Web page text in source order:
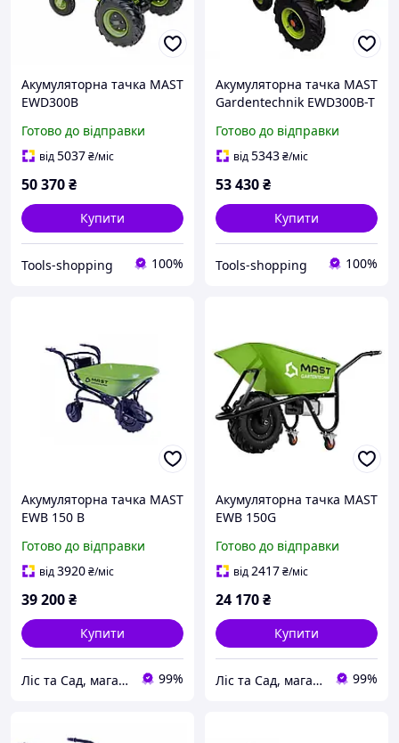
Акумуляторна тачка MAST
EWD300B
Готово до відправки
від5037₴/міс
50 370₴
Купити
Tools-shopping 100%
Акумуляторна тачка MAST
Gardentechnik EWD300B-T
Готово до відправки
від5343₴/міс
53 430₴
Купити
Tools-shopping 100%
Акумуляторна тачка MAST
EWB 150 B
Готово до відправки
від3920₴/міс
39 200₴
Купити
Ліс та Сад, магазин інструментів та садової техніки 99%
Акумуляторна тачка MAST
EWB 150G
Готово до відправки
від2417₴/міс
24 170₴
Купити
Ліс та Сад, магазин інструментів та садової техніки 99%